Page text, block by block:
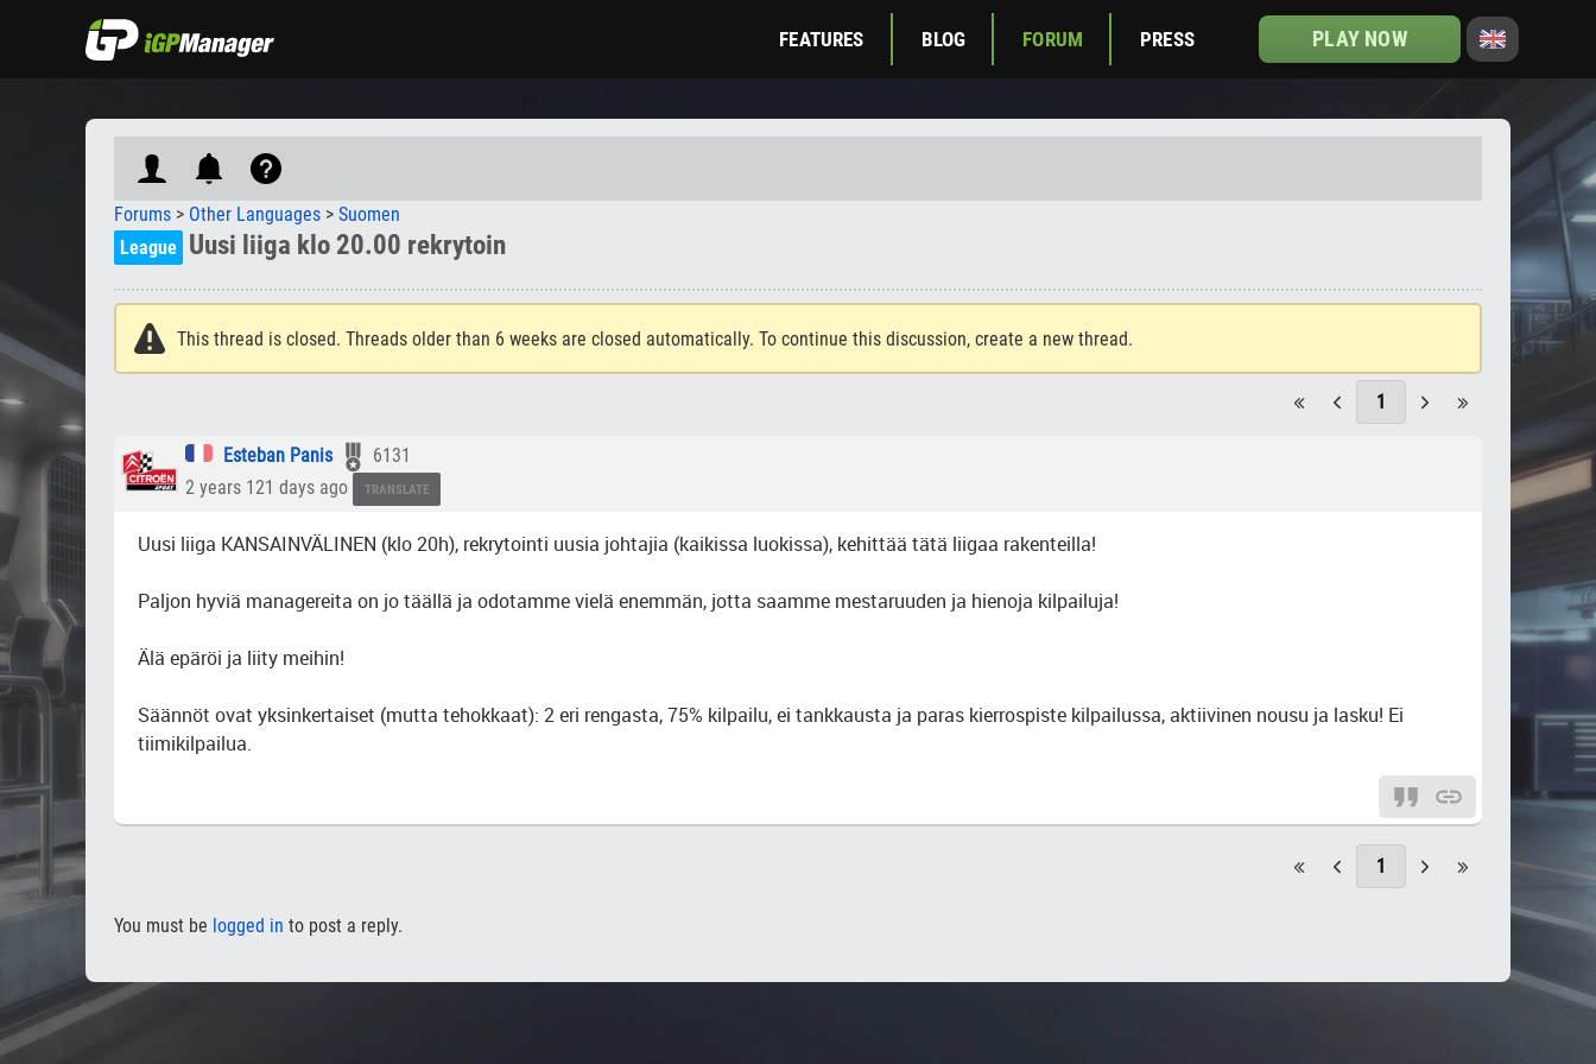
FEATURES BLOG FORUM PRESS PLAY NOW
Forums > Other Languages > Suomen
League Uusi liiga klo 20.00 rekrytoin
This thread is closed. Threads older than 6 weeks are closed automatically. To continue this discussion, create a new thread.
1
Esteban Panis
6131
2 years 121 days ago
TRANSLATE
Uusi liiga KANSAINVÄLINEN (klo 20h), rekrytointi uusia johtajia (kaikissa luokissa), kehittää tätä liigaa rakenteilla!
Paljon hyviä managereita on jo täällä ja odotamme vielä enemmän, jotta saamme mestaruuden ja hienoja kilpailuja!
Älä epäröi ja liity meihin!
Säännöt ovat yksinkertaiset (mutta tehokkaat): 2 eri rengasta, 75% kilpailu, ei tankkausta ja paras kierrospiste kilpailussa, aktiivinen nousu ja lasku! Ei
tiimikilpailua.
1
You must be logged in to post a reply.